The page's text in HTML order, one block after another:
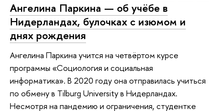
Ангелина Паркина — об учёбе в
Нидерландах, булочках с изюмом и
днях рождения
Ангелина Паркина учится на четвёртом курсе
программы «Социология и социальная
информатика». В 2020 году она отправилась учиться
по обмену в Tilburg University в Нидерландах.
Несмотря на пандемию и ограничения, студентке